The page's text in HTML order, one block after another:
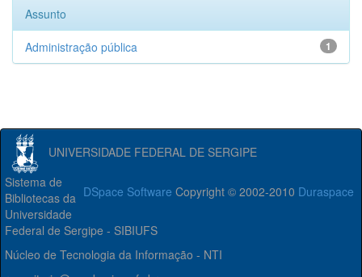
Assunto
1
Administração pública
UNIVERSIDADE FEDERAL DE SERGIPE
DSpace Software Copyright © 2002-2010 Duraspace
Sistema de
Bibliotecas da
Universidade
Federal de Sergipe - SIBIUFS
Núcleo de Tecnologia da Informação - NTI